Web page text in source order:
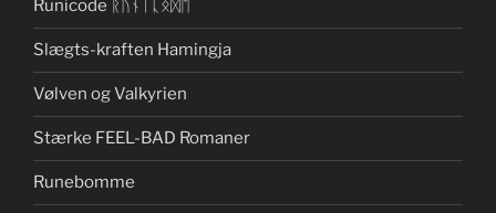
Runicode ᚱᚢᚾᛁᚳᛟᛞᛖ
Slægts-kraften Hamingja
Vølven og Valkyrien
Stærke FEEL-BAD Romaner
Runebomme